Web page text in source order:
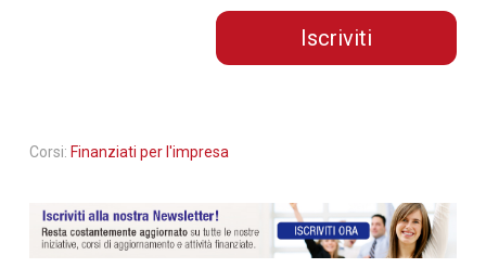
Iscriviti
Corsi: Finanziati per l'impresa